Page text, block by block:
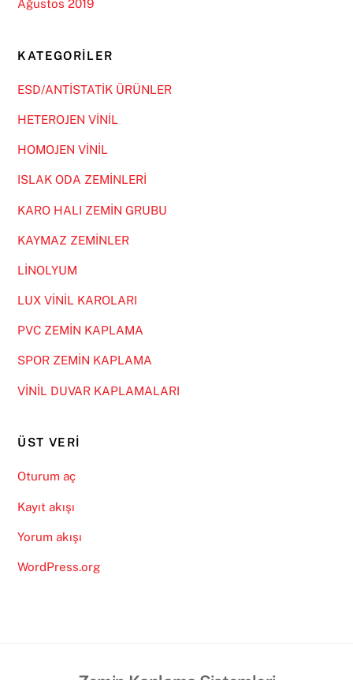
Ağustos 2019
KATEGORILER
ESD/ANTİSTATİK ÜRÜNLER
HETEROJEN VİNİL
HOMOJEN VİNİL
ISLAK ODA ZEMİNLERİ
KARO HALI ZEMİN GRUBU
KAYMAZ ZEMİNLER
LİNOLYUM
LUX VİNİL KAROLARI
PVC ZEMİN KAPLAMA
SPOR ZEMİN KAPLAMA
VİNİL DUVAR KAPLAMALARI
ÜST VERI
Oturum aç
Kayıt akışı
Yorum akışı
WordPress.org